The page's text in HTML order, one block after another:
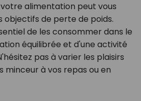
alimentation peut vous
objectifs de perte de poids.
de les consommer dans le
équilibrée et d'une activité
pas à varier les plaisirs
minceur à vos repas ou en